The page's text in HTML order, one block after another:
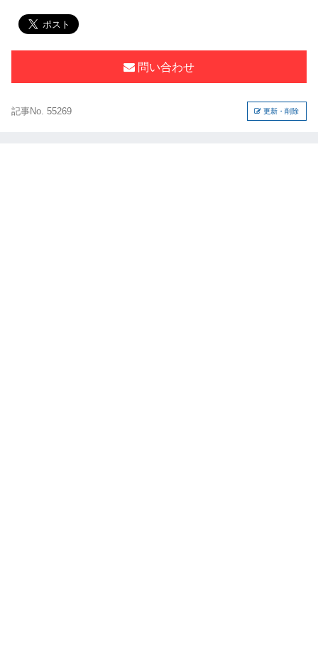
問い合わせ
記事No. 55269 更新・削除